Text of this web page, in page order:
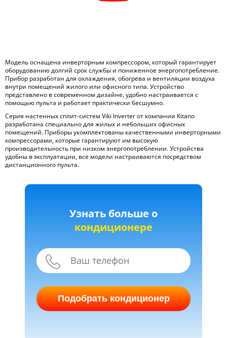
Модель оснащена инверторным компрессором, который гарантирует
оборудованию долгий срок службы и пониженное энергопотребление.
Прибор разработан для охлаждения, обогрева и вентиляции воздуха
внутри помещений жилого или офисного типа. Устройство
представлено в современном дизайне, удобно настраивается с
помощью пульта и работает практически бесшумно.
Серия настенных сплит-систем Viki Inverter от компании Kitano
разработана специально для жилых и небольших офисных
помещений. Приборы укомплектованы качественными инверторными
компрессорами, которые гарантируют им высокую
производительность при низком энергопотреблении. Устройства
удобны в эксплуатации, все модели настраиваются посредством
дистанционного пульта.
Узнать больше о
кондиционере
Подобрать кондиционер